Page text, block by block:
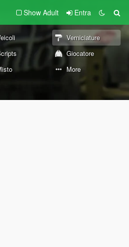
Show Adult Entra
Verniciature
Giocatore
More